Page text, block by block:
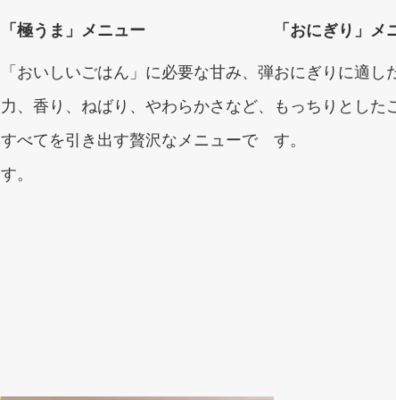
「極うま」メニュー
「おいしいごはん」に必要な甘み、弾
力、香り、ねばり、やわらかさなど、
すべてを引き出す贅沢なメニューで
す。
「おにぎり」メ
おにぎりに適し
もっちりとした
す。